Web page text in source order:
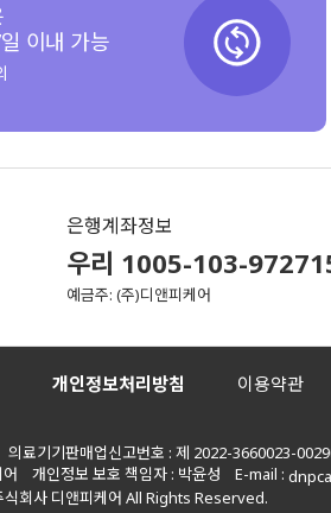
이내 가능
은행계좌정보
우리 1005-103-
예금주: (주)디앤피케어
개인정보처리방침 이용약관
료기기판매업신고번호 : 제 2022-3660023-
어 개인정보 보호 책임자 : 박윤성 E-mail :
회사 디앤피케어 All Rights Reserved.